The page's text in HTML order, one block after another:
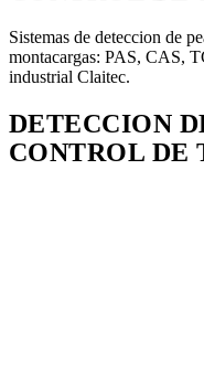
Sistemas de deteccion de
montacargas: PAS, CAS,
industrial Claitec.
DETECCION
CONTROL DE